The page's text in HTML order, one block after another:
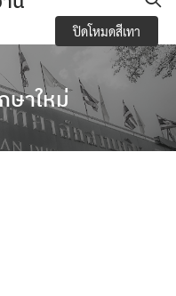
and academic
ษาใหม่
ปิดโหมดสีเทา